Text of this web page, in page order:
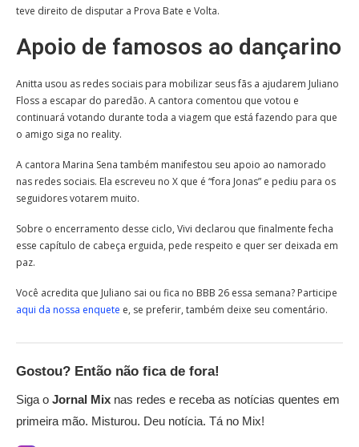
teve direito de disputar a Prova Bate e Volta.
Apoio de famosos ao dançarino
Anitta usou as redes sociais para mobilizar seus fãs a ajudarem Juliano
Floss a escapar do paredão. A cantora comentou que votou e
continuará votando durante toda a viagem que está fazendo para que
o amigo siga no reality.
A cantora Marina Sena também manifestou seu apoio ao namorado
nas redes sociais. Ela escreveu no X que é “fora Jonas” e pediu para os
seguidores votarem muito.
Sobre o encerramento desse ciclo, Vivi declarou que finalmente fecha
esse capítulo de cabeça erguida, pede respeito e quer ser deixada em
paz.
Você acredita que Juliano sai ou fica no BBB 26 essa semana? Participe
aqui da nossa enquete e, se preferir, também deixe seu comentário.
Gostou? Então não fica de fora!
Siga o Jornal Mix nas redes e receba as notícias quentes em
primeira mão. Misturou. Deu notícia. Tá no Mix!